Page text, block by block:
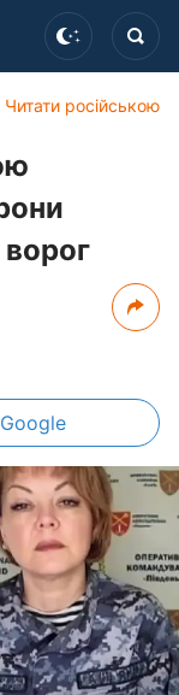
Читати російською